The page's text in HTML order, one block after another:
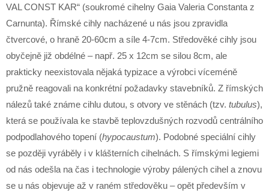
VAL CONST KAR“ (soukromé cihelny Gaia Valeria Constanta z
Carnunta). Římské cihly nacházené u nás jsou zpravidla
čtvercové, o hraně 20-60cm a síle 4-7cm. Středověké cihly jsou
obyčejně již obdélné – např. 25 x 12cm se silou 8cm, ale
prakticky neexistovala nějaká typizace a výrobci víceméně
pružně reagovali na konkrétní požadavky stavebníků. Z římských
nálezů také známe cihlu dutou, s otvory ve stěnách (tzv. tubulus),
která se používala ke stavbě teplovzdušných rozvodů centrálního
podpodlahového topení (hypocaustum). Podobné speciální cihly
se později vyráběly i v klášterních cihelnách. S římskými legiemi
od nás odešla na čas i technologie výroby pálených cihel a znovu
se u nás objevuje až v raném středověku – opět především v